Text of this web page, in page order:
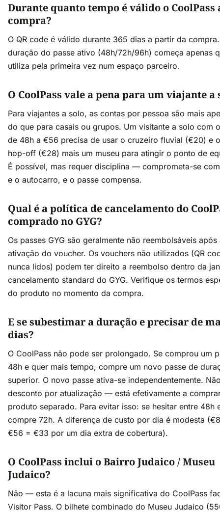
Durante quanto tempo é válido o CoolPass
compra?
O QR code é válido durante 365 dias a partir da
duração do passe ativo (48h/72h/96h) começa apenas
utiliza pela primeira vez num espaço parceiro.
O CoolPass vale a pena para um viajante a
Para viajantes a solo, as contas por pessoa são mais
do que para casais ou grupos. Um visitante a solo com
de 48h a €56 precisa de usar o cruzeiro fluvial (€20) e
hop-off (€28) mais um museu para atingir o ponto de
É possível, mas requer disciplina — comprometa-se
e o autocarro, e o passe compensa.
Qual é a política de cancelamento do
comprado no GYG?
Os passes GYG são geralmente não reembolsáveis após
ativação do voucher. Os vouchers não utilizados (QR
nunca lidos) podem ter direito a reembolso dentro da
cancelamento standard do GYG. Verifique os termos
do produto no momento da compra.
E se subestimar a duração e precisar de
dias?
O CoolPass não pode ser prolongado. Se comprou um
48h e quer mais tempo, compre um novo passe de
superior. O novo passe ativa-se independentemente.
desconto por atualização — está efetivamente a
produto separado. Para evitar isso: se hesitar entre 48h
compre 72h. A diferença de custo por dia é modesta
€56 = €33 por um dia extra de cobertura).
O CoolPass inclui o Bairro Judaico / Museu
Judaico?
Não — esta é a lacuna mais significativa do CoolPass
Visitor Pass. O bilhete combinado do Museu Judaico